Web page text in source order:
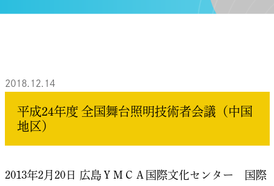
2018.12.14
平成24年度 全国舞台照明技術者会議（中国
地区）
2013年2月20日 広島ＹＭＣＡ国際文化センター 国際